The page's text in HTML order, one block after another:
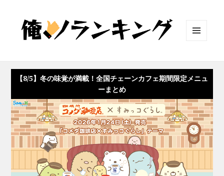
ット
【8/5】冬の味覚が満載！全国チェーンカフェ期間限定メニュ
ーまとめ